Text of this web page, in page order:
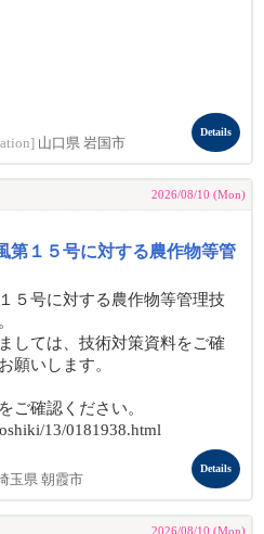
山口県 岩国市
Details
2026/08/10 (Mon)
第１５号に対する農作物等管
５号に対する農作物等管理技
しては、技術対策資料をご確
願いします。
ご確認ください。
13/0181938.html
玉県 朝霞市
Details
2026/08/10 (Mon)